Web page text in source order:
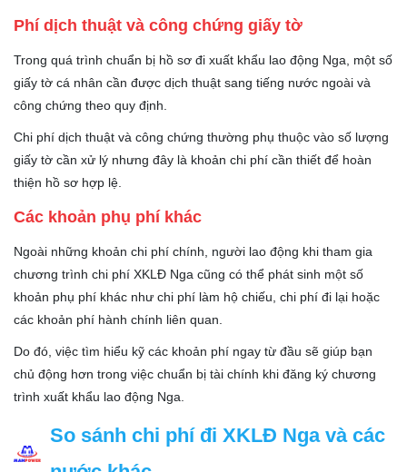
Phí dịch thuật và công chứng giấy tờ
Trong quá trình chuẩn bị hồ sơ đi xuất khẩu lao động Nga, một số
giấy tờ cá nhân cần được dịch thuật sang tiếng nước ngoài và
công chứng theo quy định.
Chi phí dịch thuật và công chứng thường phụ thuộc vào số lượng
giấy tờ cần xử lý nhưng đây là khoản chi phí cần thiết để hoàn
thiện hồ sơ hợp lệ.
Các khoản phụ phí khác
Ngoài những khoản chi phí chính, người lao động khi tham gia
chương trình chi phí XKLĐ Nga cũng có thể phát sinh một số
khoản phụ phí khác như chi phí làm hộ chiếu, chi phí đi lại hoặc
các khoản phí hành chính liên quan.
Do đó, việc tìm hiểu kỹ các khoản phí ngay từ đầu sẽ giúp bạn
chủ động hơn trong việc chuẩn bị tài chính khi đăng ký chương
trình xuất khẩu lao động Nga.
So sánh chi phí đi XKLĐ Nga và các